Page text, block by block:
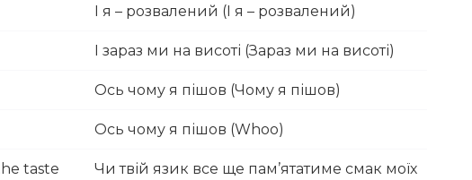
І я – розвалений (І я – розвалений)
І зараз ми на висоті (Зараз ми на висоті)
Ось чому я пішов (Чому я пішов)
Ось чому я пішов (Whoo)
taste
Чи твій язик все ще пам’ятатиме смак моїх